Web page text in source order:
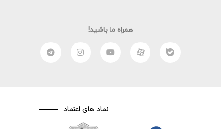
همراه ما باشید!
نماد های اعتماد